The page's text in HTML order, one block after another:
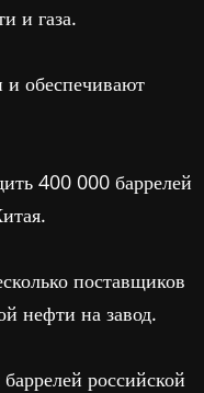
и газа.
и обеспечивают
400 000 баррелей
поставщиков
нефти на завод.
российской